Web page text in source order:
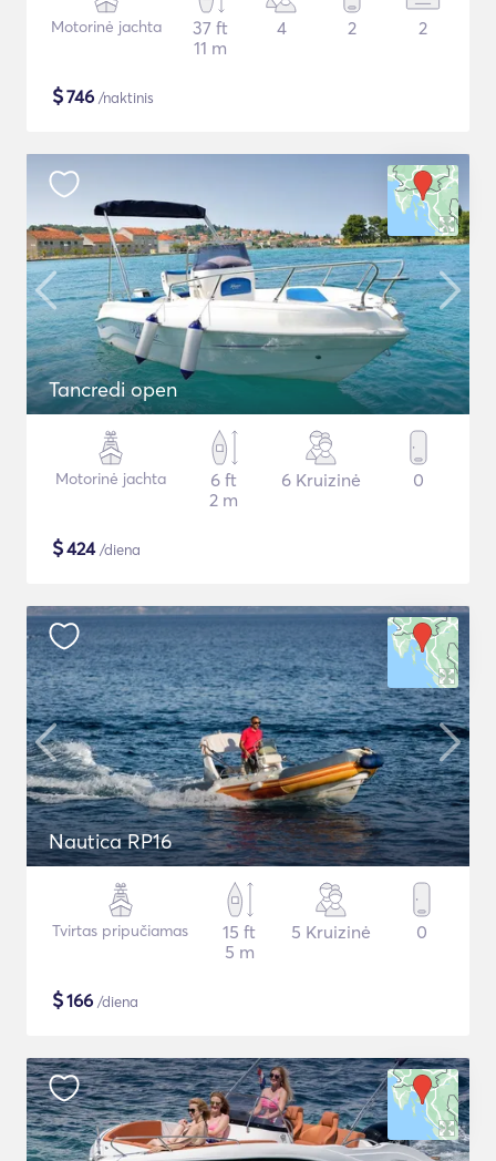
Motorinė jachta
37 ft
11 m
4 2 2
$746 /naktinis
Tancredi open
Motorinė jachta
6 ft
2 m
6 Kruizinė 0
$424/diena
Nautica RP16
Tvirtas pripučiamas
15 ft
5 m
5 Kruizinė 0
$166 /diena